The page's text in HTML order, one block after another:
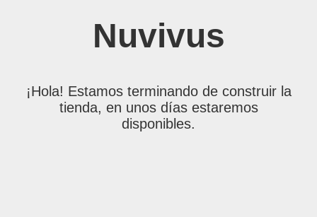
Nuvivus
¡Hola! Estamos terminando de construir la
tienda, en unos días estaremos
disponibles.